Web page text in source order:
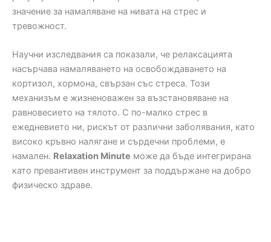
значение за намаляване на нивата на стрес и
тревожност.
Научни изследвания са показали, че релаксацията
насърчава намаляването на освобождаването на
кортизол, хормона, свързан със стреса. Този
механизъм е жизненоважен за възстановяване на
равновесието на тялото. С по-малко стрес в
ежедневието ни, рискът от различни заболявания, като
високо кръвно налягане и сърдечни проблеми, е
намален. Relaxation Minute може да бъде интегрирана
като превантивен инструмент за поддържане на добро
физическо здраве.